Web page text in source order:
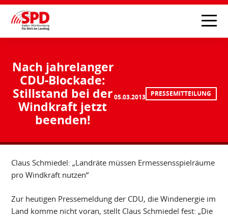
Nach jahrelanger
CDU-Blockade:
Stillstand bei der
Windkraft jetzt
beenden!
05.03.2013 PRESSEMITTEILUNG
Claus Schmiedel: „Landräte müssen Ermessensspielräume
pro Windkraft nutzen“
Zur heutigen Pressemeldung der CDU, die Windenergie im
Land komme nicht voran, stellt Claus Schmiedel fest: „Die